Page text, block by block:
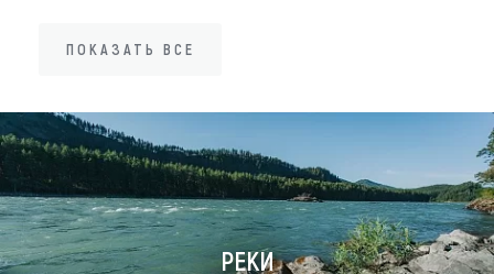
ПОКАЗАТЬ ВСЕ
РЕКИ